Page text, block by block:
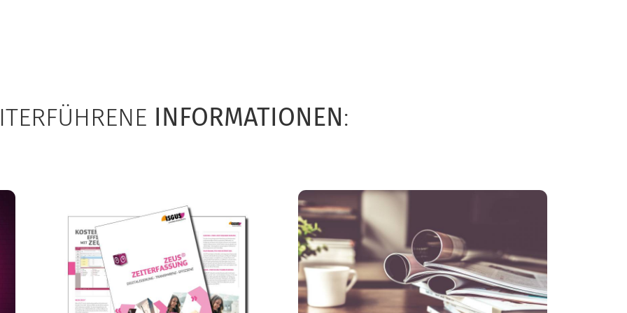
INFORMATIONEN: